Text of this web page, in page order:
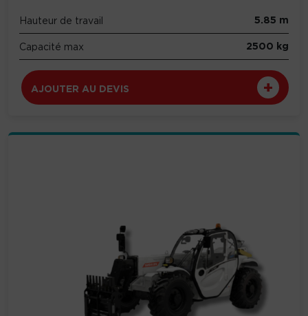
Hauteur de travail 5.85 m
Capacité max 2500 kg
AJOUTER AU DEVIS